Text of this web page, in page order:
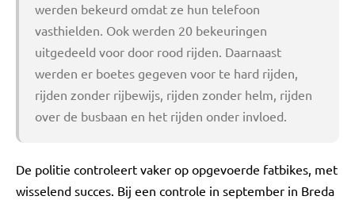
werden bekeurd omdat ze hun telefoon
vasthielden. Ook werden 20 bekeuringen
uitgedeeld voor door rood rijden. Daarnaast
werden er boetes gegeven voor te hard rijden,
rijden zonder rijbewijs, rijden zonder helm, rijden
over de busbaan en het rijden onder invloed.
De politie controleert vaker op opgevoerde fatbikes, met
wisselend succes. Bij een controle in september in Breda